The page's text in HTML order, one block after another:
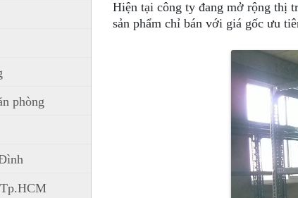
Hiện tại công ty đang mở rộng thị
sản phẩm chỉ bán với giá gốc ưu
phòng